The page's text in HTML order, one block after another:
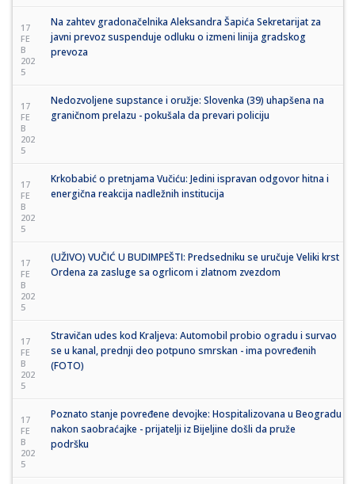
17
FE
B
202
5
Na zahtev gradonačelnika Aleksandra Šapića Sekretarijat za
javni prevoz suspenduje odluku o izmeni linija gradskog
prevoza
17
FE
B
202
5
Nedozvoljene supstance i oružje: Slovenka (39) uhapšena na
graničnom prelazu - pokušala da prevari policiju
17
FE
B
202
5
Krkobabić o pretnjama Vučiću: Jedini ispravan odgovor hitna i
energična reakcija nadležnih institucija
17
FE
B
202
5
(UŽIVO) VUČIĆ U BUDIMPEŠTI: Predsedniku se uručuje Veliki krst
Ordena za zasluge sa ogrlicom i zlatnom zvezdom
17
FE
B
202
5
Stravičan udes kod Kraljeva: Automobil probio ogradu i survao
se u kanal, prednji deo potpuno smrskan - ima povređenih
(FOTO)
17
FE
B
202
5
Poznato stanje povređene devojke: Hospitalizovana u Beogradu
nakon saobraćajke - prijatelji iz Bijeljine došli da pruže
podršku